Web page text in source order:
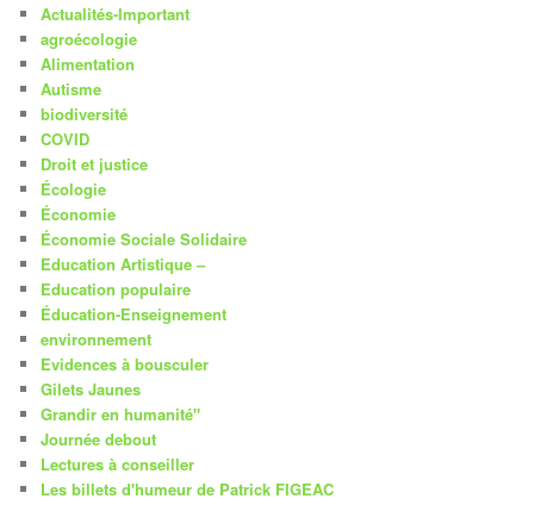
Actualités-Important
agroécologie
Alimentation
Autisme
biodiversité
COVID
Droit et justice
Écologie
Économie
Économie Sociale Solidaire
Education Artistique –
Education populaire
Éducation-Enseignement
environnement
Evidences à bousculer
Gilets Jaunes
Grandir en humanité"
Journée debout
Lectures à conseiller
Les billets d'humeur de Patrick FIGEAC